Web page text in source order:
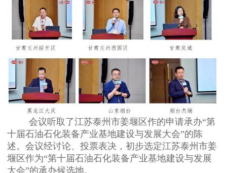
会议听取了江苏泰州市姜堰区作的申请承办“第
十届石油石化装备产业基地建设与发展大会”的陈
述。会议经讨论、投票表决，初步选定江苏泰州市姜
堰区作为“第十届石油石化装备产业基地建设与发展
大会”的承办候选地。